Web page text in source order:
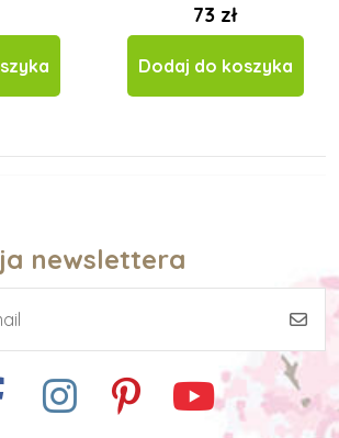
73 zł
Dodaj do koszyka
newslettera